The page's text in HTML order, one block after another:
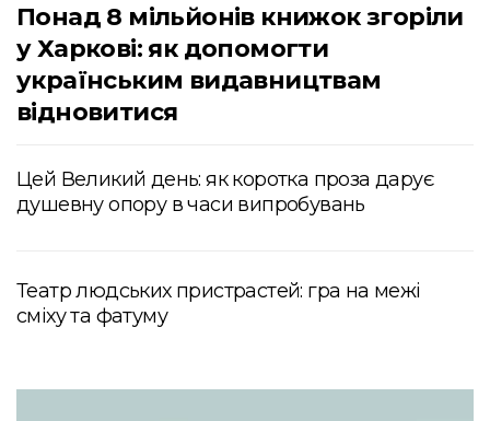
Понад 8 мільйонів книжок згоріли
у Харкові: як допомогти
українським видавництвам
відновитися
Цей Великий день: як коротка проза дарує
душевну опору в часи випробувань
Театр людських пристрастей: гра на межі
сміху та фатуму